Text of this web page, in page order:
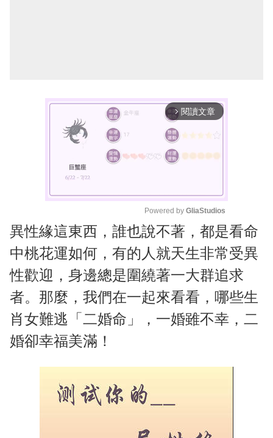
arrow_forward_ios 閱讀文章
M
u
t
e
Powered by GliaStudios
異性緣這東西，誰也說不著，都是看命
中桃花運如何，有的人就天生非常受異
性歡迎，身邊總是圍繞著一大群追求
者。那麼，我們在一起來看看，哪些生
肖女難逃「二婚命」，一婚雖不幸，二
婚卻幸福美滿！